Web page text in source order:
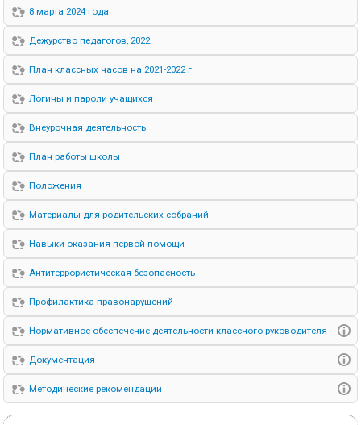
8 марта 2024 года
Дежурство педагогов, 2022
План классных часов на 2021-2022 г
Логины и пароли учащихся
Внеурочная деятельность
План работы школы
Положения
Материалы для родительских собраний
Навыки оказания первой помощи
Антитеррористическая безопасность
Профилактика правонарушений
Нормативное обеспечение деятельности классного руководителя
Документация
Методические рекомендации